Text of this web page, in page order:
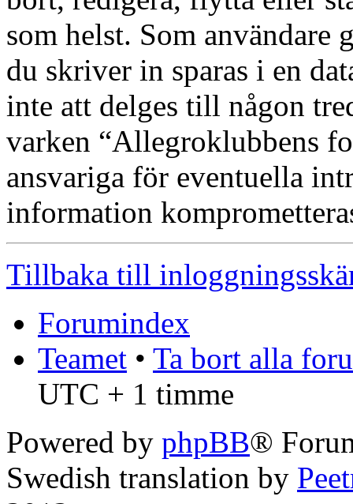
som helst. Som
du skriver in sparas i en
inte att delges till någon
varken “Allegroklubbens
ansvariga för eventuella
information
Tillbaka till
Forumindex
Teamet • Ta bort alla
UTC + 1 timme
Powered by phpBB®
Swedish translation by